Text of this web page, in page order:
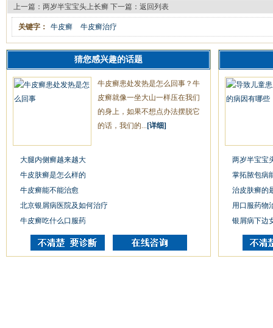
上一篇： 两岁半宝宝头上长癣 下一篇： 返回列表
关键字： 牛皮癣 牛皮癣治疗
猜您感兴趣的话题
牛皮癣患处发热是怎么回事？牛
皮癣就像一坐大山一样压在我们
的身上，如果不想点办法摆脱它
的话，我们的... [详细]
大腿内侧癣越来越大
牛皮肤癣是怎么样的
牛皮癣能不能治愈
北京银屑病医院及如何治疗
牛皮癣吃什么口服药
两岁半宝宝
掌拓脓包病
治皮肤癣的
用口服药物
银屑病下边